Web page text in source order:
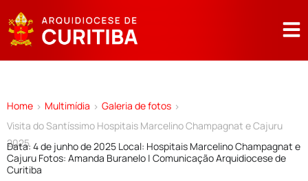
Home > Multimídia > Galeria de fotos >
Visita do Santíssimo Hospitais Marcelino Champagnat e Cajuru
2025
Data: 4 de junho de 2025 Local: Hospitais Marcelino Champagnat e
Cajuru Fotos: Amanda Buranelo | Comunicação Arquidiocese de
Curitiba